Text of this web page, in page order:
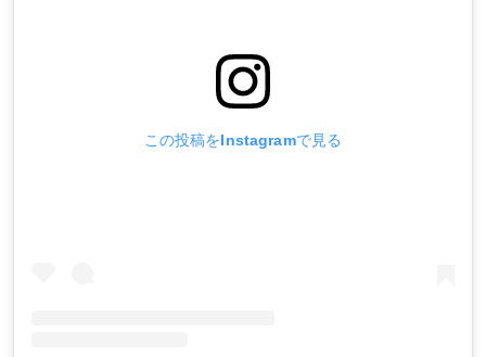
この投稿をInstagramで見る